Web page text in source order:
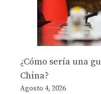
¿Cómo sería una
China?
Agosto 4, 2026